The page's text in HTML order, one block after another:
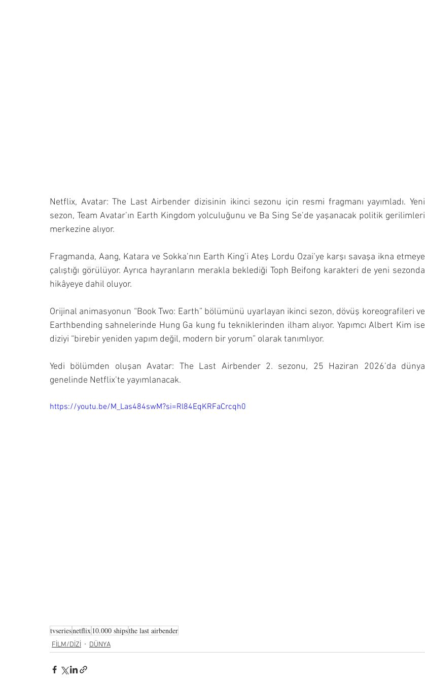
Netflix, Avatar: The Last Airbender dizisinin ikinci sezonu için resmi fragmanı yayımladı. Yeni
sezon, Team Avatar’ın Earth Kingdom yolculuğunu ve Ba Sing Se’de yaşanacak politik gerilimleri
merkezine alıyor.
Fragmanda, Aang, Katara ve Sokka’nın Earth King’i Ateş Lordu Ozai’ye karşı savaşa ikna etmeye
çalıştığı görülüyor. Ayrıca hayranların merakla beklediği Toph Beifong karakteri de yeni sezonda
hikâyeye dahil oluyor.
Orijinal animasyonun “Book Two: Earth” bölümünü uyarlayan ikinci sezon, dövüş koreografileri ve
Earthbending sahnelerinde Hung Ga kung fu tekniklerinden ilham alıyor. Yapımcı Albert Kim ise
diziyi “birebir yeniden yapım değil, modern bir yorum” olarak tanımlıyor.
Yedi bölümden oluşan Avatar: The Last Airbender 2. sezonu, 25 Haziran 2026’da dünya
genelinde Netflix’te yayımlanacak.
https://youtu.be/M_Las484swM?si=Rl84EqKRFaCrcqh0
tvseriesnetflix 10.000 shipsthe last airbender
FİLM/DİZİ DÜNYA